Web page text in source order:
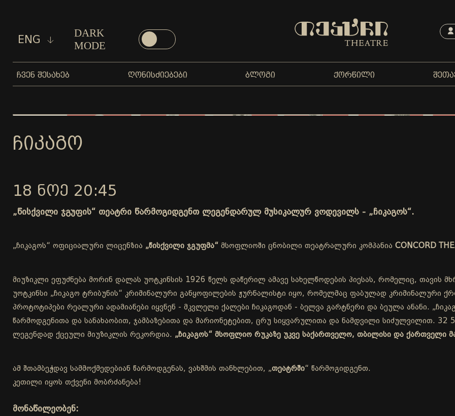
ENG
DARK
MODE
ᲩᲕᲔᲜ ᲨᲔᲡᲐᲮᲔᲑ ᲦᲝᲜᲘᲡᲫᲘᲔᲑᲔᲑᲘ ᲑᲚᲝᲒᲘ ᲥᲝᲠᲬᲘᲚᲘ
ᲩᲘᲙᲐᲒᲝ
18 ᲜᲝᲔ 20:45
„წისქვილი ჯგუფის“ თეატრი წარმოგიდგენთ ლეგენდარულ მუსიკალურ ვოდევილს - „ჩიკაგოს“.
„ჩიკაგოს“ ოფიციალური ლიცენზია „წისქვილი ჯგუფმა“ მსოფლიოში ცნობილი თეატრალური კომპანია CONCORD
მიუზიკლი ეფუძნება მორინ დალას უოტკინსის 1926 წელს დაწერილ ამავე სახელწოდების პიესას, რომელიც, თავის
უოტკინსი „ჩიკაგო ტრიბუნის“ კრიმინალური განყოფილების ჟურნალისტი იყო, რომელმაც ფაბულად კრიმინალური
პროტოტიპები რეალური ადამიანები იყვნენ - მკვლელი ქალები ჩიკაგოდან - ბელვა გარტნერი და ბეულა ანანი.
წარმოდგენითა და სანახაობით, ჯამბაზებითა და მარიონეტებით, ცრუ სიყვარულითა და ნამდვილი სიძულვილით. 32
ლეგენდად ქცეული მიუზიკლის რეკორდია. „ჩიკაგოს“ მსოფლიო რუკაზე უკვე საქართველო, თბილისი და ქართველი
ამ შთამბეჭდავ სამმოქმედებიან წარმოდგენას, ვახშმის თანხლებით, „თეატრში“ წარმოგიდგენთ.
კეთილი იყოს თქვენი მობრძანება!
მონაწილეობენ: